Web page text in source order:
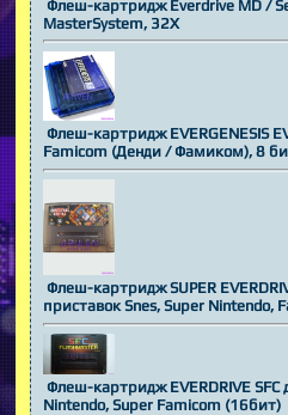
Флеш-картридж Everdrive MD /
MasterSystem, 32X
Флеш-картридж EVERGENESIS
Famicom (Денди / Фамиком), 8
Флеш-картридж SUPER
приставок Snes, Super Nintendo,
Флеш-картридж EVERDRIVE SFC
Nintendo, Super Famicom (16бит)